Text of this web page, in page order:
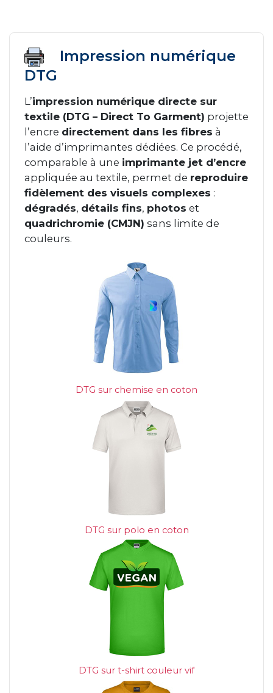
Impression numérique
DTG
L’impression numérique directe sur
textile (DTG – Direct To Garment) projette
l’encre directement dans les fibres à
l’aide d’imprimantes dédiées. Ce procédé,
comparable à une imprimante jet d’encre
appliquée au textile, permet de reproduire
fidèlement des visuels complexes :
dégradés, détails fins, photos et
quadrichromie (CMJN) sans limite de
couleurs.
DTG sur chemise en coton
DTG sur polo en coton
DTG sur t-shirt couleur vif